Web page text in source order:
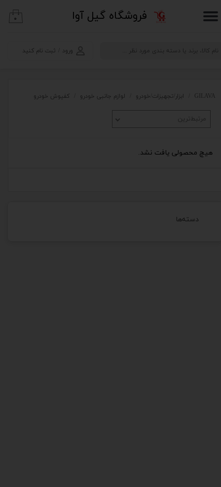
​فروشگاه گیل آوا
ورود ثبت نام کنید
حساب کاربری من
۰
دسته‌ها
GILAVA ابزار/تجهیزات/خودرو لوازم جانبی خودرو کفپوش خودرو
مرتبط‌ترین
هیچ محصولی یافت نشد.